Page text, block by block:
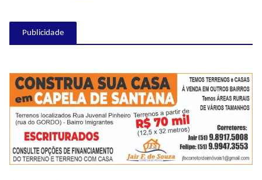
Publicidade